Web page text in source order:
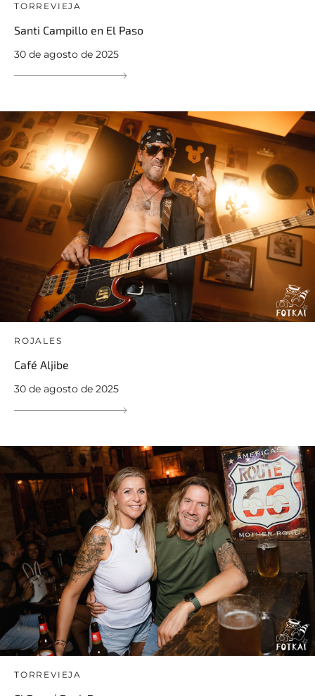
TORREVIEJA
Santi Campillo en El Paso
30 de agosto de 2025
ROJALES
Café Aljibe
30 de agosto de 2025
TORREVIEJA